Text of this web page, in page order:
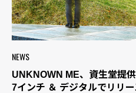
NEWS
UNKNOWN ME、資生堂提
7インチ ＆ デジタルでリリー